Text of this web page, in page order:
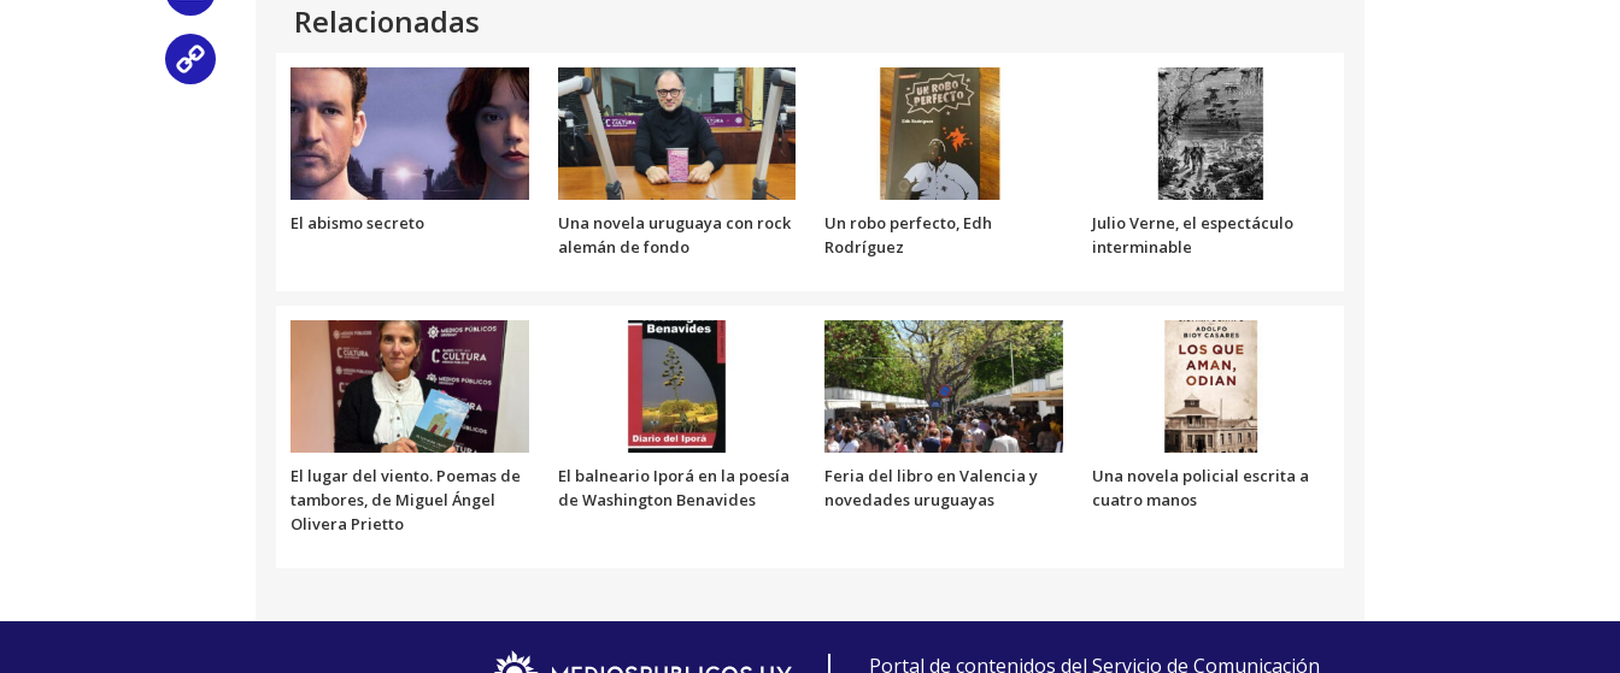
Relacionadas
El abismo secreto
Una novela uruguaya con rock
alemán de fondo
Un robo perfecto, Edh
Rodríguez
Julio Verne, el espectáculo
interminable
El lugar del viento. Poemas de
tambores, de Miguel Ángel
Olivera Prietto
El balneario Iporá en la poesía
de Washington Benavides
Feria del libro en Valencia y
novedades uruguayas
Una novela policial escrita a
cuatro manos
Portal de contenidos del Servicio de Comunicación